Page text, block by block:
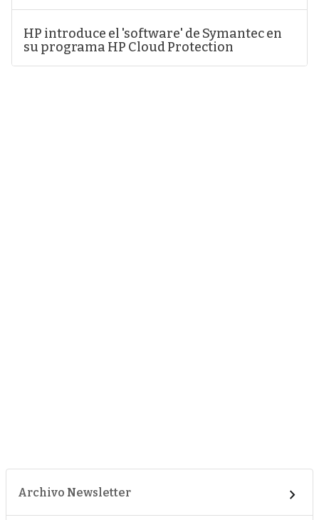
HP introduce el 'software' de Symantec en
su programa HP Cloud Protection
Archivo Newsletter